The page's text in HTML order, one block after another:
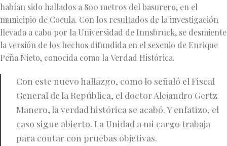
habían sido hallados a 800 metros del basurero, en el
municipio de Cocula. Con los resultados de la investigación
llevada a cabo por la Universidad de Innsbruck, se desmiente
la versión de los hechos difundida en el sexenio de Enrique
Peña Nieto, conocida como la Verdad Histórica.
Con este nuevo hallazgo, como lo señaló el Fiscal
General de la República, el doctor Alejandro Gertz
Manero, la verdad histórica se acabó. Y enfatizo, el
caso sigue abierto. La Unidad a mi cargo trabaja
para contar con pruebas objetivas.